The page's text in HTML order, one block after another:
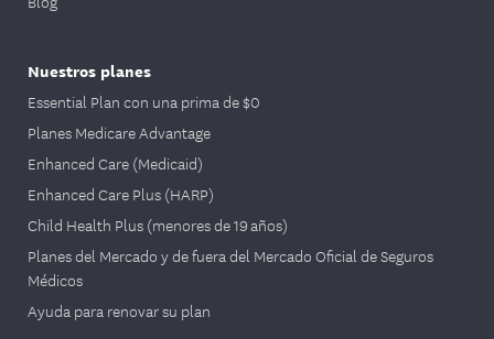
Nuestros planes
Essential Plan con una prima de $0
Planes Medicare Advantage
Enhanced Care (Medicaid)
Enhanced Care Plus (HARP)
Child Health Plus (menores de 19 años)
Planes del Mercado y de fuera del Mercado Oficial de Seguros
Médicos
Ayuda para renovar su plan